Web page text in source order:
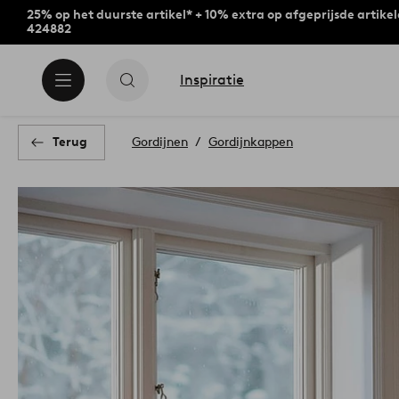
25% op het duurste artikel* + 10% extra op afgeprijsde
424882
Inspiratie
Terug Gordijnen Gordijnkappen